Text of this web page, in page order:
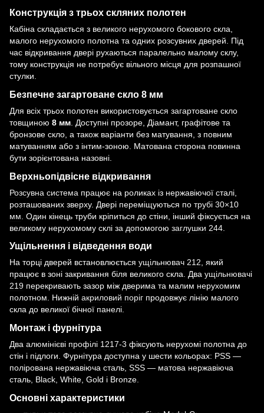
Конструкція з трьох скляних полотен
Кабіна складається з великого нерухомого бокового скла,
малого нерухомого полотна та одних розсувних дверей. Під
час відкривання двері рухаються паралельно малому склу,
тому конструкція не потребує вільного місця для розпашної
стулки.
Безпечне загартоване скло 8 мм
Для всіх трьох полотен використовується загартоване скло
товщиною 8 мм . Доступні прозоре, Діамант, графітове та
бронзове скло, а також варіанти без матування, з повним
матуванням або з інтим-зоною. Матована сторона повинна
бути зорієнтована назовні.
Верхньопідвісне відкривання
Розсувна система працює на роликах із нержавіючої сталі,
розташованих зверху. Двері переміщуються по трубі 30×10
мм . Один кінець труби кріпиться до стіни, інший фіксується на
великому нерухомому склі за допомогою заглушки 244
Ущільнення і відведення води
На торці дверей встановлюється ущільнювач 212, який
працює в зоні закривання біля великого скла. Два ущільнювачі
219 перекривають зазор між дверима та малим нерухомим
полотном. Нижній акриловий поріг продовжує лінію малого
скла до великої бічної панелі.
Монтаж і фурнітура
Два алюмінієві профілі 1217-3 фіксують нерухомі полотна до
стін і підлоги. Фурнітура доступна у шести кольорах: PSS —
полірована нержавіюча сталь, SSS — матова нержавіюча
сталь, Black, White, Gold і Bronze.
Основні характеристики